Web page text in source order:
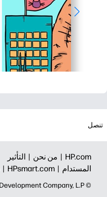
تنصل
HP.com | من نحن | التأثير
المستدام | HPsmart.com |
© Copyright 2026 HP Development Company, L.P.